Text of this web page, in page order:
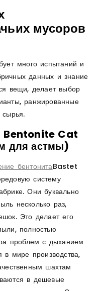
мусоров
много испытаний и
данных и знание
вещи, делает выбор
ранжированные
Bentonite Cat
для астмы)
бентонитаBastet
систему
Они буквально
несколько раз,
Это делает его
полностью
проблем с дыханием
в мире производства,
шахтам
в дешевые